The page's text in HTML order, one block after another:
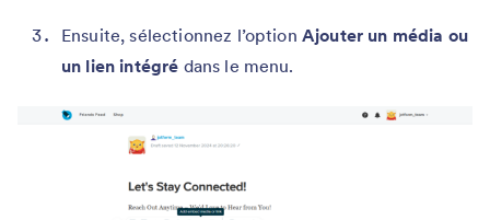
Ensuite, sélectionnez l’option Ajouter un média ou
un lien intégré dans le menu.